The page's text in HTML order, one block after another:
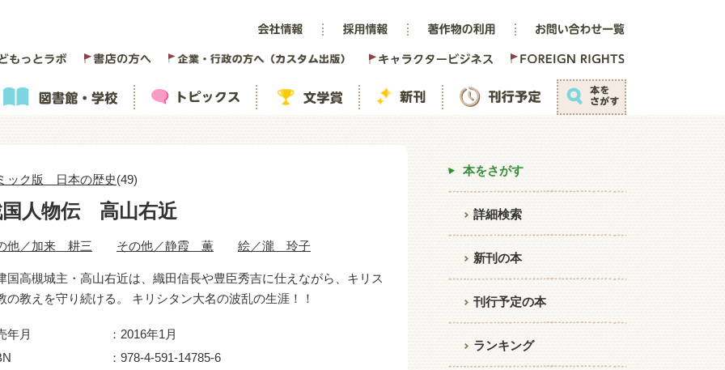
ック版 日本の歴史(49)
人物伝 高山右近
他／加来 耕三 その他／静霞 薫 絵／瀧 玲子
国高槻城主・高山右近は、織田信長や豊臣秀吉に仕えながら、キリス
の教えを守り続ける。 キリシタン大名の波乱の生涯！！
年月
2016年1月
978-4-591-14785-6
本をさがす
詳細検索
新刊の本
刊行予定の本
ランキング